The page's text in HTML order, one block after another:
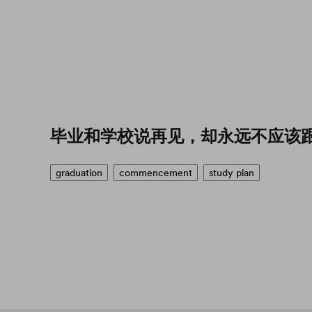
毕业和学校说再见，却永远不应
graduation commencement study plan